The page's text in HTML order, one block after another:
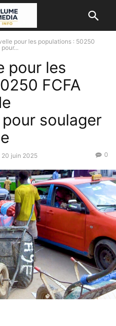
pour les populations : 50250
pour les
FCFA
soulager
20 juin 2025 0